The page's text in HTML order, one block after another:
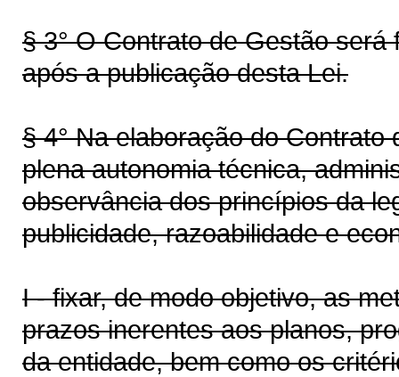
§ 3° O Contrato de Gestão
após a publicação desta Lei.
§ 4° Na elaboração do
plena autonomia técnica,
observância dos princípios da
publicidade, razoabilidade e
I - fixar, de modo objetivo, as
prazos inerentes aos planos,
da entidade, bem como os